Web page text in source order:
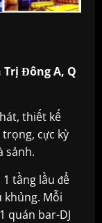
Trị Đông A, Q
thiết kế
cực kỳ
sảnh.
tầng lầu để
khủng. Mỗi
quán bar-DJ